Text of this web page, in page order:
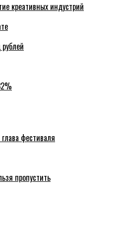
креативных индустрий
фестиваля
пропустить